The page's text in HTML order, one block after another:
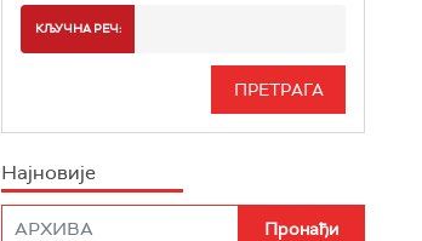
РАДИО БЕОГРАД 3
РАДИО РОКЕНРОЛЕР
ИНФО
КЉУЧНА РЕЧ:
Најновије